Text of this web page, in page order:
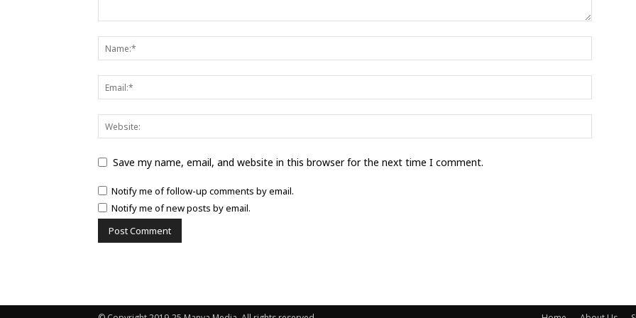
Save my name, email, and website in this browser for the next time I comment.
Notify me of follow-up comments by email.
Notify me of new posts by email.